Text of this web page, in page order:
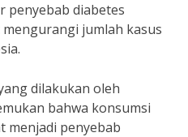
penyebab diabetes
jumlah kasus
dilakukan oleh
bahwa konsumsi
menjadi penyebab